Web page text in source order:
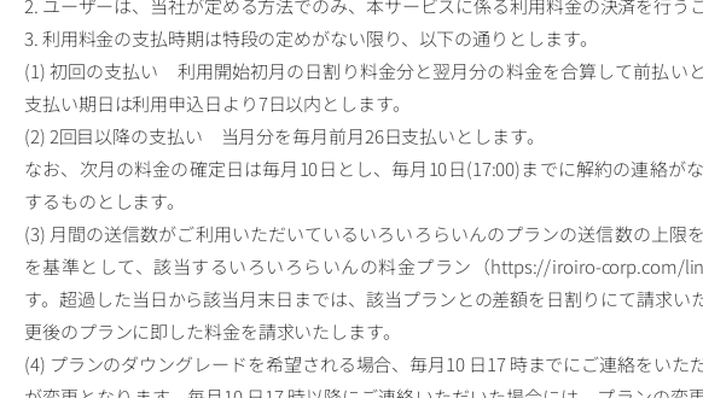
2. ユーザーは、当社が定める方法でのみ、本サービスに係る利用料金の決済を行う
3. 利用料金の支払時期は特段の定めがない限り、以下の通りとします。
(1) 初回の支払い 利用開始初月の日割り料金分と翌月分の料金を合算して前払い
支払い期日は利用申込日より7日以内とします。
(2) 2回目以降の支払い 当月分を毎月前月26日支払いとします。
なお、次月の料金の確定日は毎月10日とし、毎月10日(17:00)までに解約の連絡が
するものとします。
(3) 月間の送信数がご利用いただいているいろいろらいんのプランの送信数の上限
を基準として、該当するいろいろらいんの料金プラン（https://iroiro-corp.com/
す。超過した当日から該当月末日までは、該当プランとの差額を日割りにて請求い
更後のプランに即した料金を請求いたします。
(4) プランのダウングレードを希望される場合、毎月10 日17 時までにご連絡をいた